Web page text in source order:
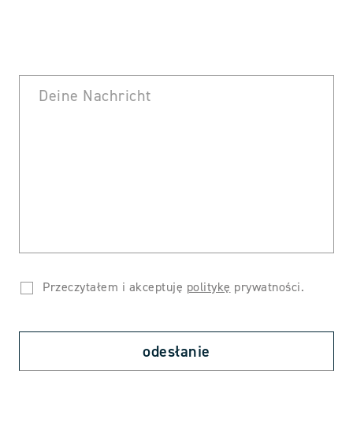
Przeczytałem i akceptuję politykę prywatności.